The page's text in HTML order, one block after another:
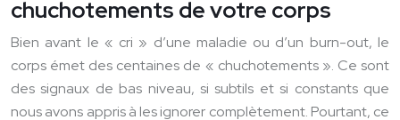
chuchotements de votre corps
Bien avant le « cri » d’une maladie ou d’un burn-out, le
corps émet des centaines de « chuchotements ». Ce sont
des signaux de bas niveau, si subtils et si constants que
nous avons appris à les ignorer complètement. Pourtant, ce